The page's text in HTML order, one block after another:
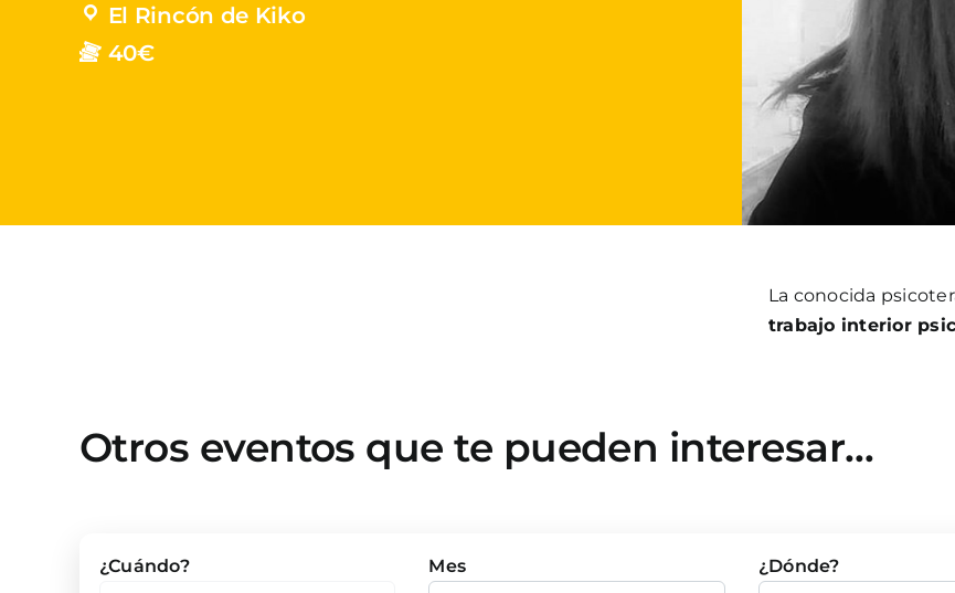
El Rincón de Kiko
40€
La conocida
trabajo interior
Otros eventos que te pueden interesar…
¿Cuándo? Mes ¿Dónde?